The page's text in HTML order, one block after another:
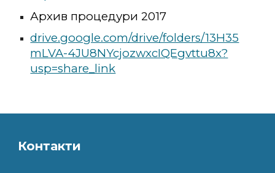
Архив процедури 2017
drive.google.com/drive/folders/13H35
mLVA-4JU8NYcjozwxcIQEgvttu8x?
usp=share_link
Контакти